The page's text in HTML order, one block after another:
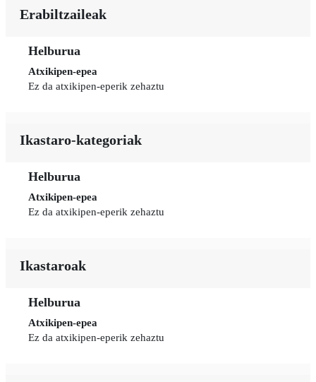
Erabiltzaileak
Helburua
Atxikipen-epea
Ez da atxikipen-eperik zehaztu
Ikastaro-kategoriak
Helburua
Atxikipen-epea
Ez da atxikipen-eperik zehaztu
Ikastaroak
Helburua
Atxikipen-epea
Ez da atxikipen-eperik zehaztu